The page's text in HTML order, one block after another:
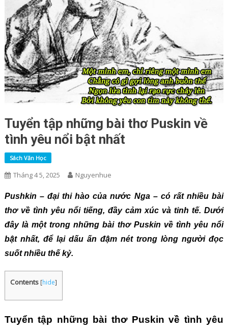
Tuyển tập những bài thơ Puskin về
tình yêu nổi bật nhất
Sách Văn Học
Tháng 4 5, 2025 Nguyenhue
Pushkin – đại thi hào của nước Nga – có rất nhiều bài
thơ về tình yêu nổi tiếng, đầy cảm xúc và tinh tế. Dưới
đây là một trong những bài thơ Puskin về tình yêu nổi
bật nhất, để lại dấu ấn đậm nét trong lòng người đọc
suốt nhiều thế kỷ.
Contents [hide]
Tuyển tập những bài thơ Puskin về tình yêu